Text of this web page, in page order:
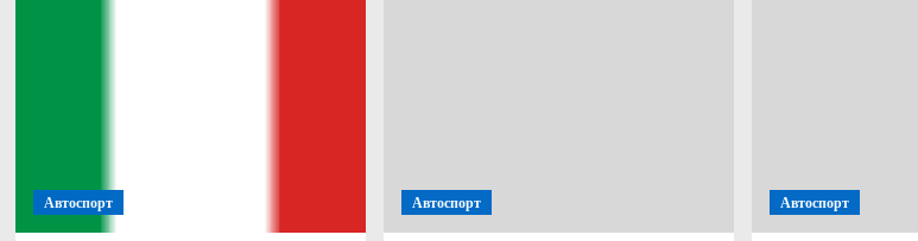
Автоспорт Автоспорт Автоспорт